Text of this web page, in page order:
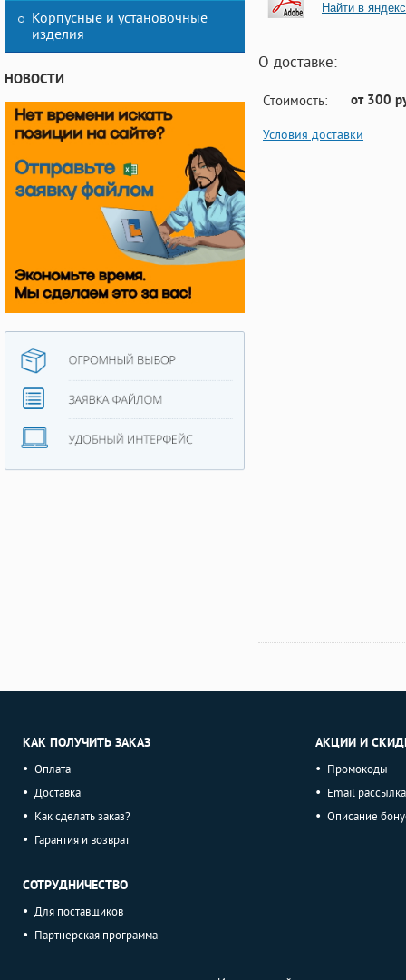
Корпусные и установочные
изделия
НОВОСТИ
Найти в яндекс
О доставке:
Стоимость: от 300
Условия доставки
КАК ПОЛУЧИТЬ ЗАКАЗ
Оплата
Доставка
Как сделать заказ?
Гарантия и возврат
СОТРУДНИЧЕСТВО
Для поставщиков
Партнерская программа
АКЦИИ И
Промокоды
Email рассылка
Описание